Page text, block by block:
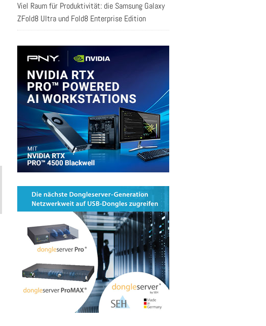
Viel Raum für Produktivität: die Samsung Galaxy
ZFold8 Ultra und Fold8 Enterprise Edition